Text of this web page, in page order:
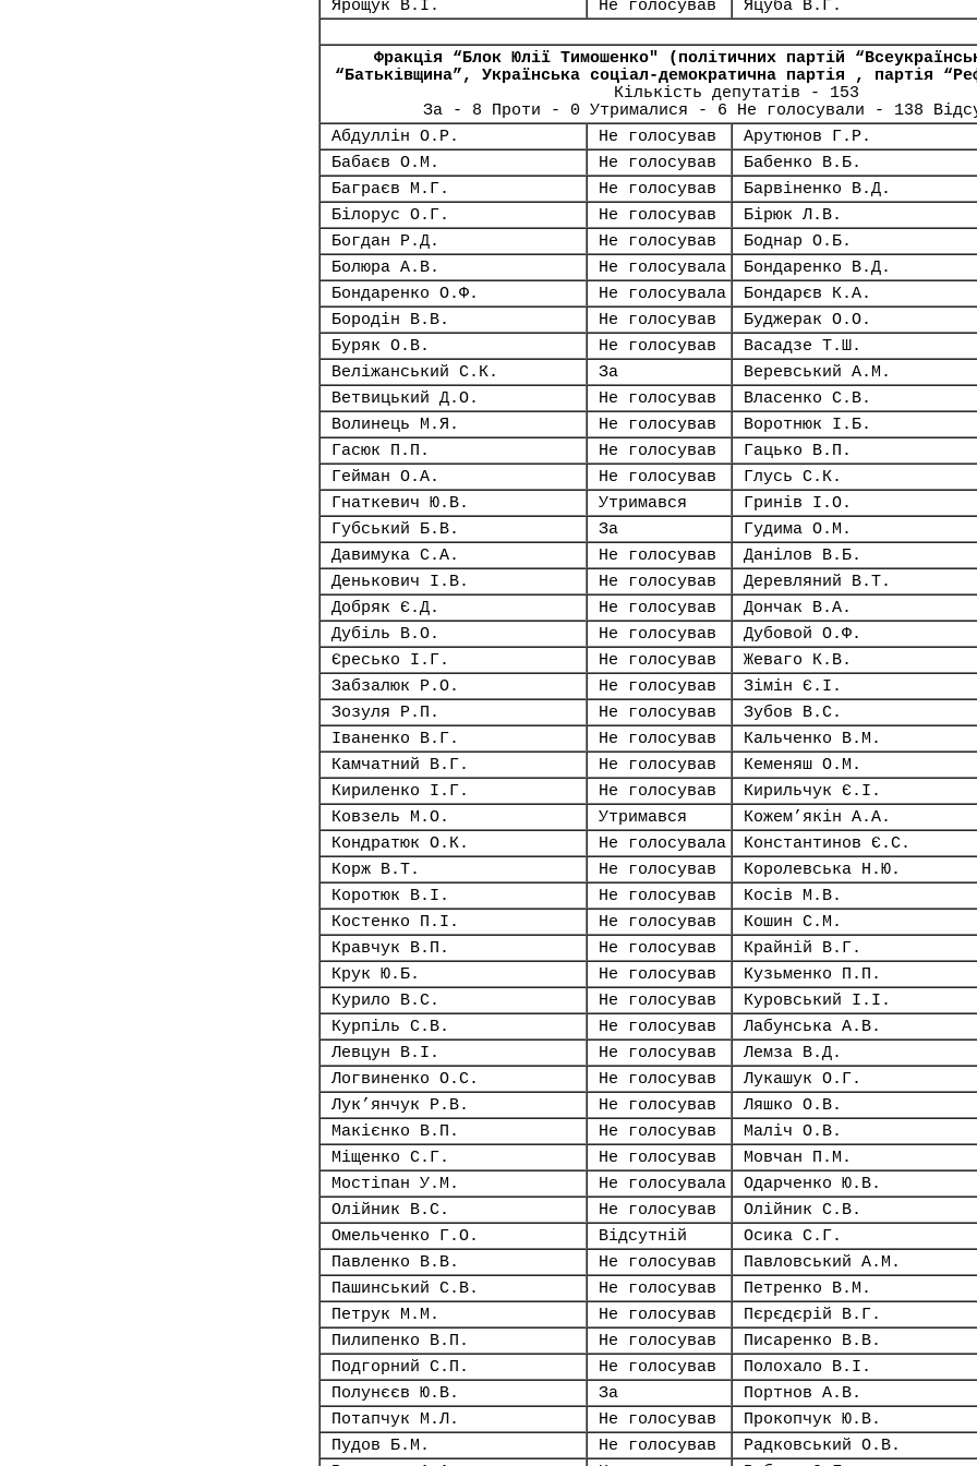
Ярощук В.І. Не голосував Яцуба В.Г.
Фракція “Блок Юлії Тимошенко" (політичних партій
“Батьківщина”, Українська соціал-демократична партія , партія
Кількість депутатів - 153
За - 8 Проти - 0 Утрималися - 6 Не голосували - 138
Абдуллін О.Р.
Не голосував
Арутюнов Г.Р.
Бабаєв О.М.
Не голосував
Бабенко В.Б.
Баграєв М.Г.
Не голосував
Барвіненко В.Д.
Білорус О.Г.
Не голосував
Бірюк Л.В.
Богдан Р.Д.
Не голосував
Боднар О.Б.
Болюра А.В.
Не голосувала
Бондаренко В.Д.
Бондаренко О.Ф.
Не голосувала
Бондарєв К.А.
Бородін В.В.
Не голосував
Буджерак О.О.
Буряк О.В.
Не голосував
Васадзе Т.Ш.
Веліжанський С.К.
За
Веревський А.М.
Ветвицький Д.О.
Не голосував
Власенко С.В.
Волинець М.Я.
Не голосував
Воротнюк І.Б.
Гасюк П.П.
Не голосував
Гацько В.П.
Гейман О.А.
Не голосував
Глусь С.К.
Гнаткевич Ю.В.
Утримався
Гринів І.О.
Губський Б.В.
За
Гудима О.М.
Давимука С.А.
Не голосував
Данілов В.Б.
Денькович І.В.
Не голосував
Деревляний В.Т.
Добряк Є.Д.
Не голосував
Дончак В.А.
Дубіль В.О.
Не голосував
Дубовой О.Ф.
Єресько І.Г.
Не голосував
Жеваго К.В.
Забзалюк Р.О.
Не голосував
Зімін Є.І.
Зозуля Р.П.
Не голосував
Зубов В.С.
Іваненко В.Г.
Не голосував
Кальченко В.М.
Камчатний В.Г.
Не голосував
Кеменяш О.М.
Кириленко І.Г.
Не голосував
Кирильчук Є.І.
Ковзель М.О.
Утримався
Кожем’якін А.А.
Кондратюк О.К.
Не голосувала
Константинов Є.С.
Корж В.Т.
Не голосував
Королевська Н.Ю.
Коротюк В.І.
Не голосував
Косів М.В.
Костенко П.І.
Не голосував
Кошин С.М.
Кравчук В.П.
Не голосував
Крайній В.Г.
Крук Ю.Б.
Не голосував
Кузьменко П.П.
Курило В.С.
Не голосував
Куровський І.І.
Курпіль С.В.
Не голосував
Лабунська А.В.
Левцун В.І.
Не голосував
Лемза В.Д.
Логвиненко О.С.
Не голосував
Лукашук О.Г.
Лук’янчук Р.В.
Не голосував
Ляшко О.В.
Макієнко В.П.
Не голосував
Маліч О.В.
Міщенко С.Г.
Не голосував
Мовчан П.М.
Мостіпан У.М.
Не голосувала
Одарченко Ю.В.
Олійник В.С.
Не голосував
Олійник С.В.
Омельченко Г.О.
Відсутній
Осика С.Г.
Павленко В.В.
Не голосував
Павловський А.М.
Пашинський С.В.
Не голосував
Петренко В.М.
Петрук М.М.
Не голосував
Пєрєдєрій В.Г.
Пилипенко В.П.
Не голосував
Писаренко В.В.
Подгорний С.П.
Не голосував
Полохало В.І.
Полунєєв Ю.В.
За
Портнов А.В.
Потапчук М.Л.
Не голосував
Прокопчук Ю.В.
Пудов Б.М.
Не голосував
Радковський О.В.